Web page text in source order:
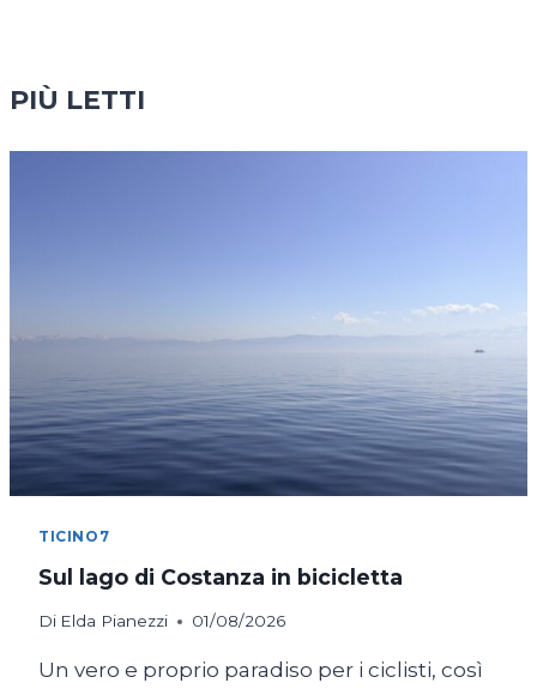
PIÙ LETTI
TICINO7
Sul lago di Costanza in bicicletta
Di Elda Pianezzi 01/08/2026
Un vero e proprio paradiso per i ciclisti, così